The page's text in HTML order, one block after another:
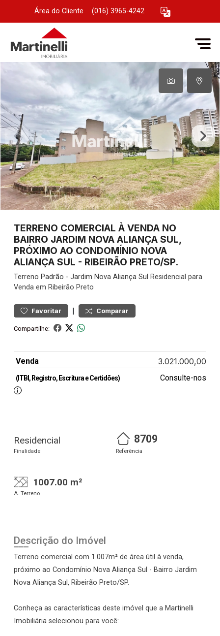
Área do Cliente (016) 3965-4242
TERRENO COMERCIAL À VENDA NO
BAIRRO JARDIM NOVA ALIANÇA SUL,
PRÓXIMO AO CONDOMÍNIO NOVA
ALIANÇA SUL - RIBEIRÃO PRETO/SP.
Terreno Padrão - Jardim Nova Aliança Sul Residencial para
Venda em Ribeirão Preto
Favoritar | Comparar
Compartilhe:
Venda 3.021.000,00
(ITBI, Registro, Escritura e Certidões) Consulte-nos
Residencial
Finalidade
8709
Referência
1007.00 m²
A. Terreno
Descrição do Imóvel
Terreno comercial com 1.007m² de área útil à venda,
próximo ao Condomínio Nova Aliança Sul - Bairro Jardim
Nova Aliança Sul, Ribeirão Preto/SP.
Conheça as características deste imóvel que a Martinelli
Imobiliária selecionou para você: